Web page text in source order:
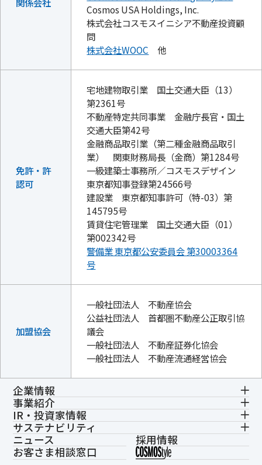
Cosmos USA Holdings, Inc.
株式会社コスモスイニシア不動産投資顧
問
株式会社WOOC 他
免許・許
認可
宅地建物取引業 国土交通大臣（13）
第2361号
不動産特定共同事業 金融庁長官・国土
交通大臣第42号
金融商品取引業（第二種金融商品取引
業） 関東財務局長（金商）第1284号
一級建築士事務所／コスモスデザイン
東京都知事登録第24566号
建設業 東京都知事許可（特-03）第
145795号
賃貸住宅管理業 国土交通大臣（01）
第002342号
警備業 東京都公安委員会 第30003364
号
加盟協会
一般社団法人 不動産協会
公益社団法人 首都圏不動産公正取引協
議会
一般社団法人 不動産証券化協会
一般社団法人 不動産流通経営協会
企業情報
事業紹介
IR・投資家情報
サステナビリティ
ニュース
採用情報
お客さま相談窓口